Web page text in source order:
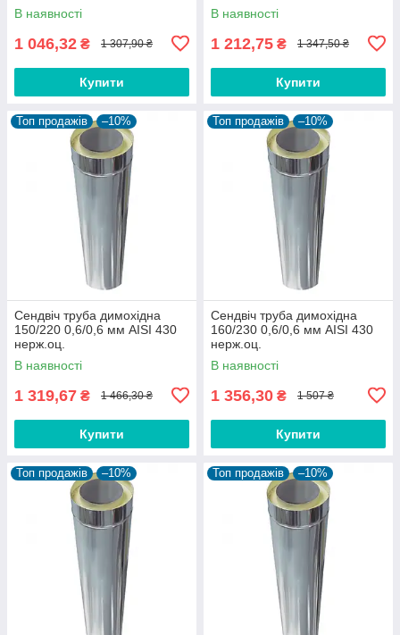
В наявності
1 046,32 ₴ 1 307,90 ₴
Купити
В наявності
1 212,75 ₴ 1 347,50 ₴
Купити
Топ продажів –10%
Сендвіч труба димохідна
150/220 0,6/0,6 мм AISI 430
нерж.оц.
В наявності
1 319,67 ₴ 1 466,30 ₴
Купити
Топ продажів –10%
Сендвіч труба димохідна
160/230 0,6/0,6 мм AISI 430
нерж.оц.
В наявності
1 356,30 ₴ 1 507 ₴
Купити
Топ продажів –10% Топ продажів –10%